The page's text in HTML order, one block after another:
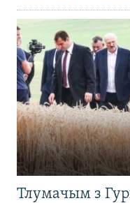
Тлумачым з